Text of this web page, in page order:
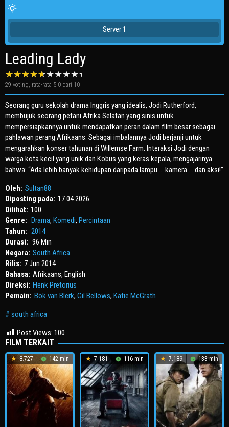
Server 1
Leading Lady
29 voting, rata-rata 5.0 dari 10
Seorang guru sekolah drama Inggris yang idealis, Jodi Rutherford,
membujuk seorang petani Afrika Selatan yang sinis untuk
mempersiapkannya untuk mendapatkan peran dalam film besar sebagai
pahlawan perang Afrikaans. Sebagai imbalannya Jodi berjanji untuk
mengarahkan konser tahunan di Willemse Farm. Interaksi Jodi dengan
warga kota kecil yang unik dan Kobus yang keras kepala, mengajarinya
bahwa: “Ada lebih banyak kehidupan daripada lampu … kamera … dan aksi!”
Oleh: Sultan88
Diposting pada: 17.04.2026
Dilihat: 100
Genre:
Drama, Komedi, Percintaan
Tahun: 2014
Durasi: 96 Min
Negara: South Africa
Rilis: 7 Jun 2014
Bahasa: Afrikaans, English
Direksi: Henk Pretorius
Pemain: Bok van Blerk, Gil Bellows, Katie McGrath
south africa
Post Views: 100
FILM TERKAIT
8.727 142 min 7.181 116 min 7.189 133 min